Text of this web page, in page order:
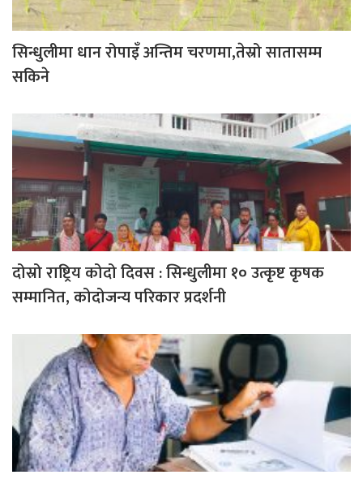
सिन्धुलीमा धान रोपाइँ अन्तिम चरणमा,तेस्रो सातासम्म
सकिने
दोस्रो राष्ट्रिय कोदो दिवस : सिन्धुलीमा १० उत्कृष्ट कृषक
सम्मानित, कोदोजन्य परिकार प्रदर्शनी